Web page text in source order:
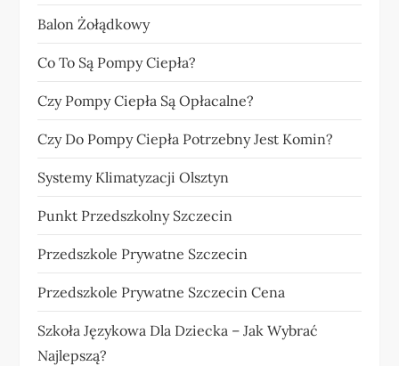
Balon Żołądkowy
Co To Są Pompy Ciepła?
Czy Pompy Ciepła Są Opłacalne?
Czy Do Pompy Ciepła Potrzebny Jest Komin?
Systemy Klimatyzacji Olsztyn
Punkt Przedszkolny Szczecin
Przedszkole Prywatne Szczecin
Przedszkole Prywatne Szczecin Cena
Szkoła Językowa Dla Dziecka – Jak Wybrać
Najlepszą?